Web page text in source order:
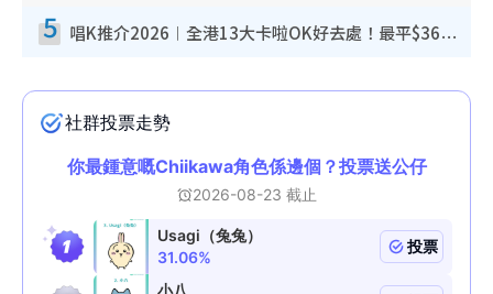
5 唱K推介2026︱全港13大卡啦OK好去處！最平$36起 日文K都有！(附地址+收費詳情)